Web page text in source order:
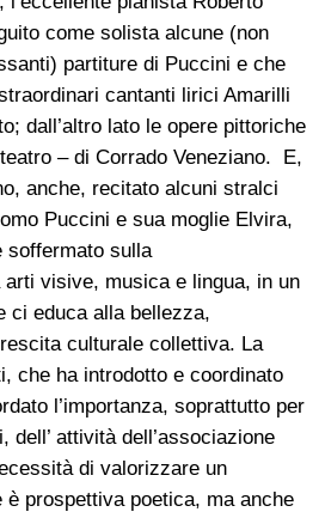
come solista alcune (non
partiture di Puccini e che
cantanti lirici Amarilli
dall’altro lato le opere pittoriche
– di Corrado Veneziano. E,
anche, recitato alcuni stralci
Puccini e sua moglie Elvira,
soffermato sulla
visive, musica e lingua, in un
ci educa alla bellezza,
culturale collettiva. La
che ha introdotto e coordinato
l’importanza, soprattutto per
dell’ attività dell’associazione
di valorizzare un
prospettiva poetica, ma anche